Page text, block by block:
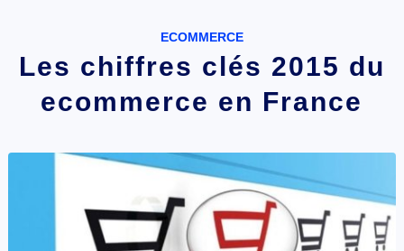
ECOMMERCE
Les chiffres clés 2015 du
ecommerce en France